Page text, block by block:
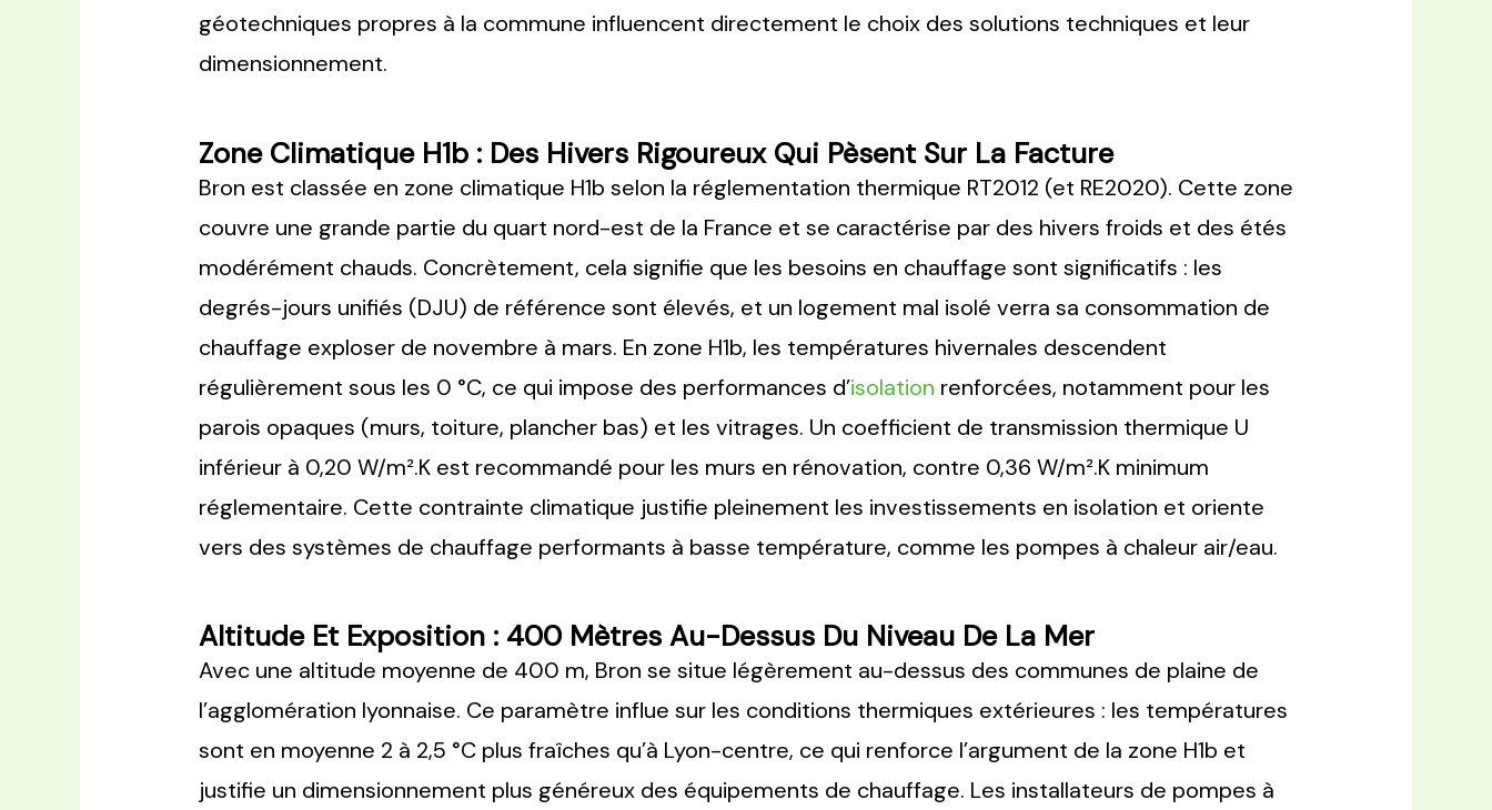
géotechniques propres à la commune influencent directement le choix des solutions techniques et leur
dimensionnement.
Zone Climatique H1b : Des Hivers Rigoureux Qui Pèsent Sur La Facture
Bron est classée en zone climatique H1b selon la réglementation thermique RT2012 (et RE2020). Cette zone
couvre une grande partie du quart nord-est de la France et se caractérise par des hivers froids et des étés
modérément chauds. Concrètement, cela signifie que les besoins en chauffage sont significatifs : les
degrés-jours unifiés (DJU) de référence sont élevés, et un logement mal isolé verra sa consommation de
chauffage exploser de novembre à mars. En zone H1b, les températures hivernales descendent
régulièrement sous les 0 °C, ce qui impose des performances d’isolation renforcées, notamment pour les
parois opaques (murs, toiture, plancher bas) et les vitrages. Un coefficient de transmission thermique U
inférieur à 0,20 W/m².K est recommandé pour les murs en rénovation, contre 0,36 W/m².K minimum
réglementaire. Cette contrainte climatique justifie pleinement les investissements en isolation et oriente
vers des systèmes de chauffage performants à basse température, comme les pompes à chaleur air/eau.
Altitude Et Exposition : 400 Mètres Au-Dessus Du Niveau De La Mer
Avec une altitude moyenne de 400 m, Bron se situe légèrement au-dessus des communes de plaine de
l’agglomération lyonnaise. Ce paramètre influe sur les conditions thermiques extérieures : les températures
sont en moyenne 2 à 2,5 °C plus fraîches qu’à Lyon-centre, ce qui renforce l’argument de la zone H1b et
justifie un dimensionnement plus généreux des équipements de chauffage. Les installateurs de pompes à